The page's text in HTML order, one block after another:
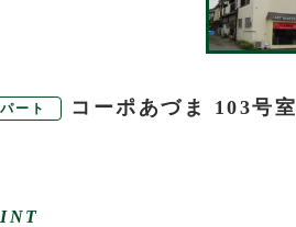
ート コーポあづま 103号室